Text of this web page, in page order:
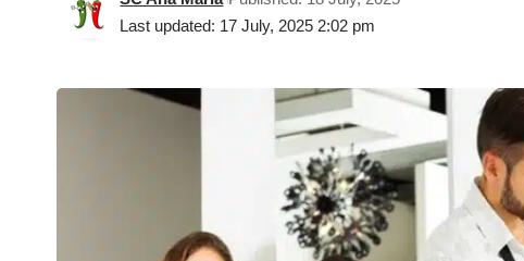
Last updated: 17 July, 2025 2:02 pm